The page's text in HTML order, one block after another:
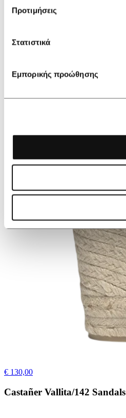
Προτιμήσεις
Στατιστικά
Εμπορικής προώθησης
€ 130,00
Castañer Vallita/142 Sandals